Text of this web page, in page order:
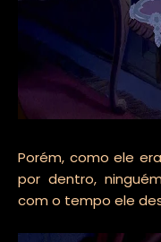
Porém, como ele
por dentro,
com o tempo ele